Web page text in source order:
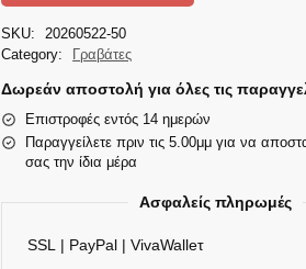
SKU:
20260522-50
Category:
Γραβάτες
Δωρεάν αποστολή για όλες τις
Επιστροφές εντός 14 ημερών
Παραγγείλετε πριν τις 5.00μμ για να
σας την ίδια μέρα
Ασφαλείς πληρωμές
SSL | PayPal | VivaWalleτ